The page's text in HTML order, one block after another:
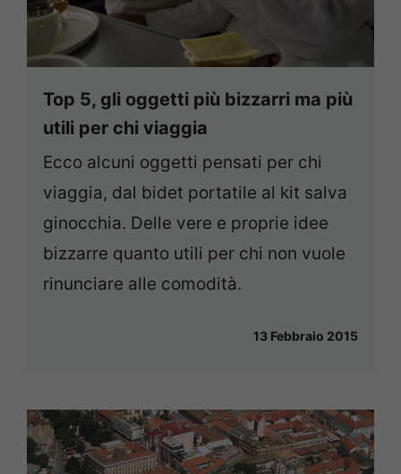
Top 5, gli oggetti più bizzarri ma più
utili per chi viaggia
Ecco alcuni oggetti pensati per chi
viaggia, dal bidet portatile al kit salva
ginocchia. Delle vere e proprie idee
bizzarre quanto utili per chi non vuole
rinunciare alle comodità.
13 Febbraio 2015